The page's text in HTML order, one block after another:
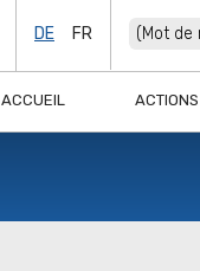
DE FR
ACCUEIL ACTIONS